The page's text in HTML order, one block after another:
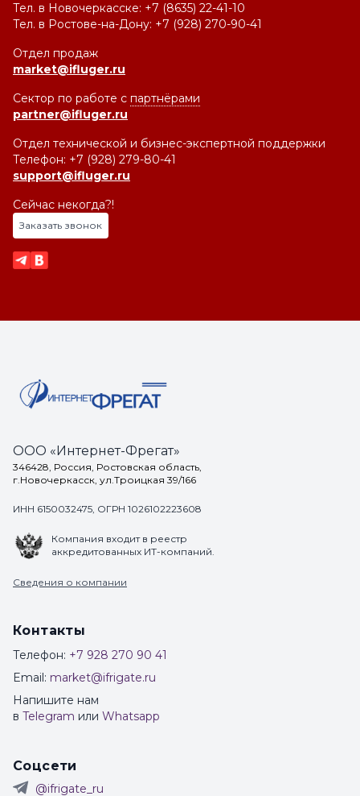
Тел. в Новочеркасске: +7 (8635) 22-41-10
Тел. в Ростове-на-Дону: +7 (928) 270-90-41
Отдел продаж
market@ifluger.ru
Сектор по работе с партнёрами
partner@ifluger.ru
Отдел технической и бизнес-экспертной поддержки
Телефон: +7 (928) 279-80-41
support@ifluger.ru
Сейчас некогда?!
Заказать звонок
ООО «Интернет-Фрегат»
346428, Россия, Ростовская область,
г.Новочеркасск, ул.Троицкая 39/166
ИНН 6150032475, ОГРН 1026102223608
Компания входит в реестр
аккредитованных ИТ-компаний.
Сведения о компании
Контакты
Телефон: +7 928 270 90 41
Email: market@ifrigate.ru
Напишите нам
в Telegram или Whatsapp
Соцсети
@ifrigate_ru